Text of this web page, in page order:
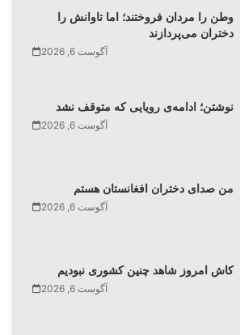
وطن را مردان فروختند؛ اما تاوانش را
دختران می‌پردازند
آگوست 6, 2026
نوشتن؛ ادامه‌ی رویایی که متوقف نشد
آگوست 6, 2026
من صدای دختران افغانستان هستم
آگوست 6, 2026
کاش امروز شاهد چنین کشوری نبودیم
آگوست 6, 2026